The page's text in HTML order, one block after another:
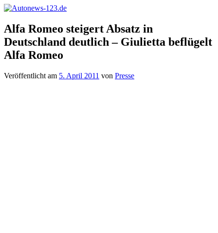
Zum
springen
Autonews-
123.de
Autonews
mit
Charme
Alfa Romeo steigert Absatz in
Deutschland deutlich – Giulietta beflügelt
Alfa Romeo
Veröffentlicht am 5. April 2011 von Presse